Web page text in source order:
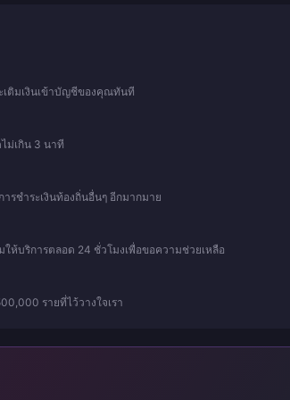
ะเติมเงินเข้าบัญชีของคุณทันที
ม่เกิน 3 นาที
ารชำระเงินท้องถิ่นอื่นๆ อีกมากมาย
ห้บริการตลอด 24 ชั่วโมงเพื่อขอความช่วยเหลือ
รายที่ไว้วางใจเรา